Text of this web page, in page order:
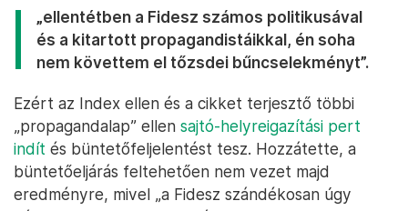
„ellentétben a Fidesz számos politikusával
és a kitartott propagandistáikkal, én soha
nem követtem el tőzsdei bűncselekményt”.
Ezért az Index ellen és a cikket terjesztő többi
„propagandalap” ellen sajtó-helyreigazítási pert
indít és büntetőfeljelentést tesz. Hozzátette, a
büntetőeljárás feltehetően nem vezet majd
eredményre, mivel „a Fidesz szándékosan úgy